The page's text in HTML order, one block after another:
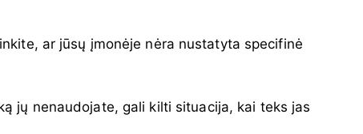
ar jūsų įmonėje nėra nustatyta specifinė
jų nenaudojate, gali kilti situacija, kai teks jas